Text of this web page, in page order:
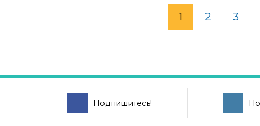
1 2 3
Подпишитесь!